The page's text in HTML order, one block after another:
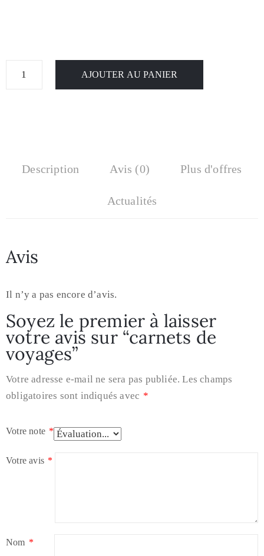
AJOUTER AU PANIER
Description Avis (0) Plus d'offres
Actualités
Avis
Il n’y a pas encore d’avis.
Soyez le premier à laisser
votre avis sur “carnets de
voyages”
Votre adresse e-mail ne sera pas publiée. Les champs
obligatoires sont indiqués avec *
Votre note *
Votre avis *
Nom *